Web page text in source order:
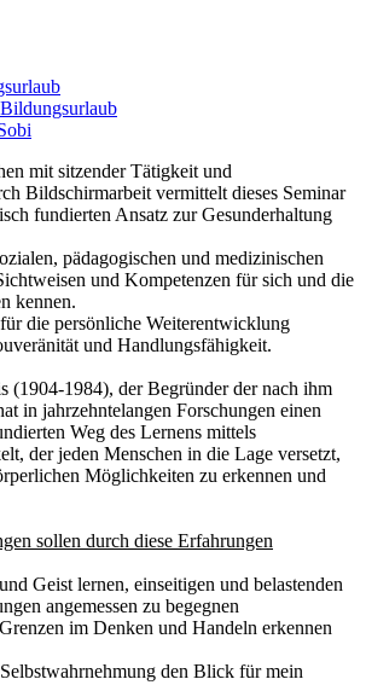
mit sitzender Tätigkeit und
Bildschirmarbeit vermittelt dieses Seminar
fundierten Ansatz zur Gesunderhaltung
pädagogischen und medizinischen
und Kompetenzen für sich und die
kennen.
die persönliche Weiterentwicklung
und Handlungsfähigkeit.
(1904-1984), der Begründer der nach ihm
in jahrzehntelangen Forschungen einen
Weg des Lernens mittels
der jeden Menschen in die Lage versetzt,
Möglichkeiten zu erkennen und
sollen durch diese Erfahrungen
Geist lernen, einseitigen und belastenden
angemessen zu begegnen
im Denken und Handeln erkennen
den Blick für mein